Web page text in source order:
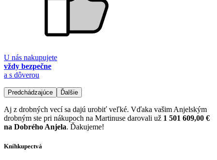
U nás nakupujete
vždy bezpečne
a s dôverou
Predchádzajúce Ďalšie
Aj z drobných vecí sa dajú urobiť veľké. Vďaka vašim Anjelským
drobným ste pri nákupoch na Martinuse darovali už 1 501 609,00 €
na Dobrého Anjela. Ďakujeme!
Kníhkupectvá